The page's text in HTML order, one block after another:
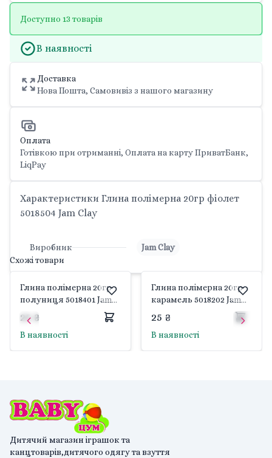
Доступно 13 товарів
В наявності
Доставка
Нова Пошта, Самовивіз з нашого магазину
Оплата
Готівкою при отриманні, Оплата на карту ПриватБанк,
LiqPay
Характеристики Глина полімерна 20гр фіолет
5018504 Jam Clay
Виробник
Jam Clay
Схожі товари
Глина полімерна 20гр
полуниця 5018401 Jam
Clay
25 ₴
В наявності
Глина полімерна 20гр
карамель 5018202 Jam
Clay
25 ₴
В наявності
Дитячий магазин іграшок та
канцтоварів,дитячого одягу та взуття